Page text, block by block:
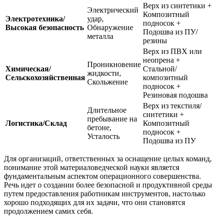
Электротехника/
Высокая безопасность
Электрический
удар,
Обнаружение
металла
Верх из синтетики +
Композитный
подносок +
Подошва из ПУ/
резины
Химическая/
Сельскохозяйственная
Проникновение
жидкости,
Скольжение
Верх из ПВХ или
неопрена +
Стальной/
композитный
подносок +
Резиновая подошва
Логистика/Склад
Длительное
пребывание на
бетоне,
Усталость
Верх из текстиля/
синтетики +
Композитный
подносок +
Подошва из ПУ
Для организаций, ответственных за оснащение целых команд,
понимание этой материаловедческой науки является
фундаментальным аспектом операционного совершенства.
Речь идет о создании более безопасной и продуктивной среды
путем предоставления работникам инструментов, настолько
хорошо подходящих для их задачи, что они становятся
продолжением самих себя.